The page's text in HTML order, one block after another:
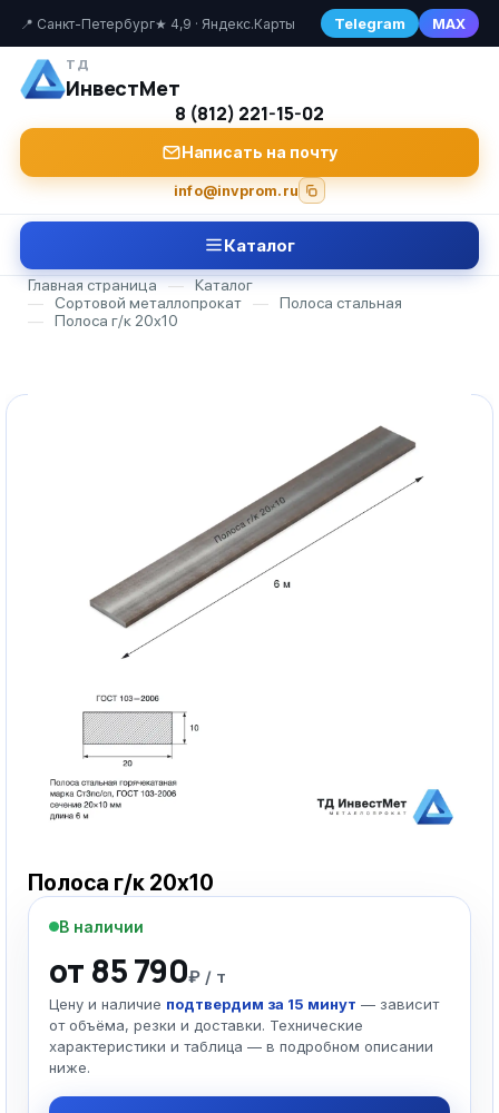
📍 Санкт-Петербург★ 4,9 · Яндекс.Карты Telegram MAX
ТД
ИнвестМет
8 (812) 221-15-02
Написать на почту
info@invprom.ru
Каталог
Главная страница —
Каталог
—
Сортовой металлопрокат —
Полоса стальная
—
Полоса г/к 20х10
Полоса г/к 20х10
В наличии
от 85 790₽ / т
Цену и наличие подтвердим за 15 минут — зависит
от объёма, резки и доставки. Технические
характеристики и таблица — в подробном описании
ниже.